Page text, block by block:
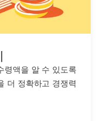
령액을 알 수 있도록
더 정확하고 경쟁력